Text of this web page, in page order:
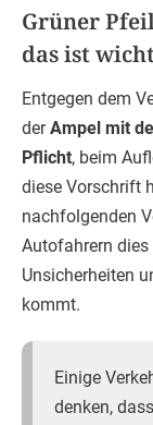
Grüner
das ist
Entgegen dem
derAmpel mit
Pflicht, beim
diese Vorschrift
nachfolgenden
Autofahrern
Unsicherheiten
kommt.
Einige
denken,